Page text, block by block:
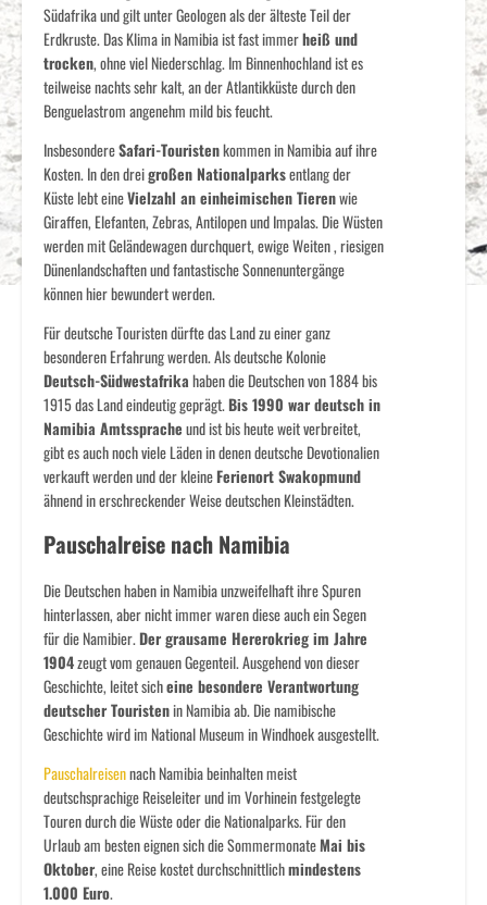
Südafrika und gilt unter Geologen als der älteste Teil der
Erdkruste. Das Klima in Namibia ist fast immerheiß und
trocken, ohne viel Niederschlag. Im Binnenhochland ist es
teilweise nachts sehr kalt, an der Atlantikküste durch den
Benguelastrom angenehm mild bis feucht.
InsbesondereSafari-Touristenkommen in Namibia auf ihre
Kosten. In den dreigroßen Nationalparksentlang der
Küste lebt eineVielzahl an einheimischen Tierenwie
Giraffen, Elefanten, Zebras, Antilopen und Impalas. Die Wüsten
werden mit Geländewagen durchquert, ewige Weiten , riesigen
Dünenlandschaften und fantastische Sonnenuntergänge
können hier bewundert werden.
Für deutsche Touristen dürfte das Land zu einer ganz
besonderen Erfahrung werden. Als deutsche Kolonie
Deutsch-Südwestafrikahaben die Deutschen von 1884 bis
1915 das Land eindeutig geprägt.Bis 1990 war deutsch in
Namibia Amtsspracheund ist bis heute weit verbreitet,
gibt es auch noch viele Läden in denen deutsche Devotionalien
verkauft werden und der kleineFerienort Swakopmund
ähnend in erschreckender Weise deutschen Kleinstädten.
Pauschalreise nach Namibia
Die Deutschen haben in Namibia unzweifelhaft ihre Spuren
hinterlassen, aber nicht immer waren diese auch ein Segen
für die Namibier.Der grausame Hererokrieg im Jahre
1904zeugt vom genauen Gegenteil. Ausgehend von dieser
Geschichte, leitet sicheine besondere Verantwortung
deutscher Touristenin Namibia ab. Die namibische
Geschichte wird im National Museum in Windhoek ausgestellt.
Pauschalreisennach Namibia beinhalten meist
deutschsprachige Reiseleiter und im Vorhinein festgelegte
Touren durch die Wüste oder die Nationalparks. Für den
Urlaub am besten eignen sich die SommermonateMai bis
Oktober, eine Reise kostet durchschnittlichmindestens
1.000 Euro.